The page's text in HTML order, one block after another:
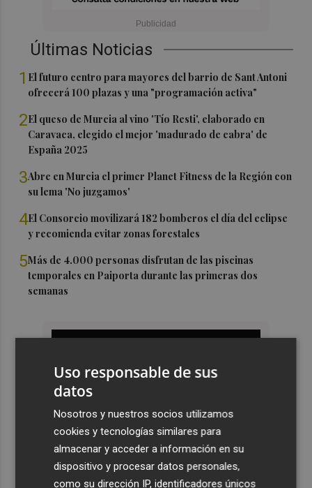
Últimas Noticias
1 El futuro centro para mayores del barrio de Sant Antoni
ofrecerá 100 plazas y una "programación activa"
2El queso de Murcia al vino 'Tío Resti', elaborado en
Caravaca, elegido el mejor 'madurado de cabra' de
España 2025
3Abre en Murcia el primer Planet Fitness de la Región con
su lema 'No juzgamos'
4El Consorcio movilizará 182 bomberos el día del eclipse
y recomienda evitar zonas forestales
5Más de 4.000 personas disfrutan de las piscinas
temporales en Paiporta durante las primeras dos
semanas
Uso responsable de sus
datos
Nosotros y nuestros socios utilizamos
cookies y tecnologías similares para
almacenar y acceder a información en su
dispositivo y procesar datos personales,
como su dirección IP, identificadores únicos